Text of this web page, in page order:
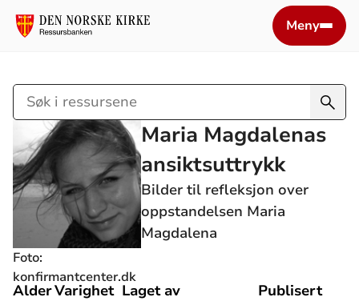
Meny
Søk
i
ressursene
Foto:
konfirmantcenter.dk
Maria Magdalenas
ansiktsuttrykk
Bilder til refleksjon over
oppstandelsen Maria
Magdalena
AlderVarighet Laget av
Publisert